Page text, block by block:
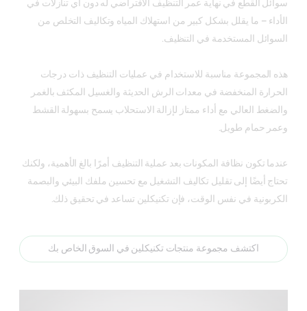
سوائل القطع في نهاية عمر التنظيف الافتراضي له دون أي تنازلات في
الأداء – ما يقلل بشكل كبير من استهلاك المياه وتكاليف التخلص من
السوائل المستخدمة في التنظيف.
هذه المجموعة مناسبة للاستخدام في عمليات التنظيف ذات درجات
الحرارة المنخفضة في معدات الرش الحديثة والغسيل المكثف بالغمر
والضغط العالي مع أداء ممتاز لإزالة الاستحلاب يسمح بسهولة القشط
وعمر حمام طويل.
عندما تكون نظافة المكونات بعد عملية التنظيف أمرًا بالغ الأهمية، ولكنك
تحتاج أيضًا إلى تقليل تكاليف التشغيل مع تحسين ملفك البيئي والبصمة
الكربونية في نفس الوقت، فإن تكنيكلين تساعد في تحقيق ذلك.
اكتشف مجموعة منتجات تكنيكلين في السوق الخاص بك